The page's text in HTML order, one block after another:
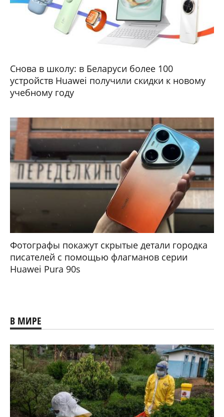
Снова в школу: в Беларуси более 100
устройств Huawei получили скидки к новому
учебному году
Фотографы покажут скрытые детали городка
писателей с помощью флагманов серии
Huawei Pura 90s
В МИРЕ